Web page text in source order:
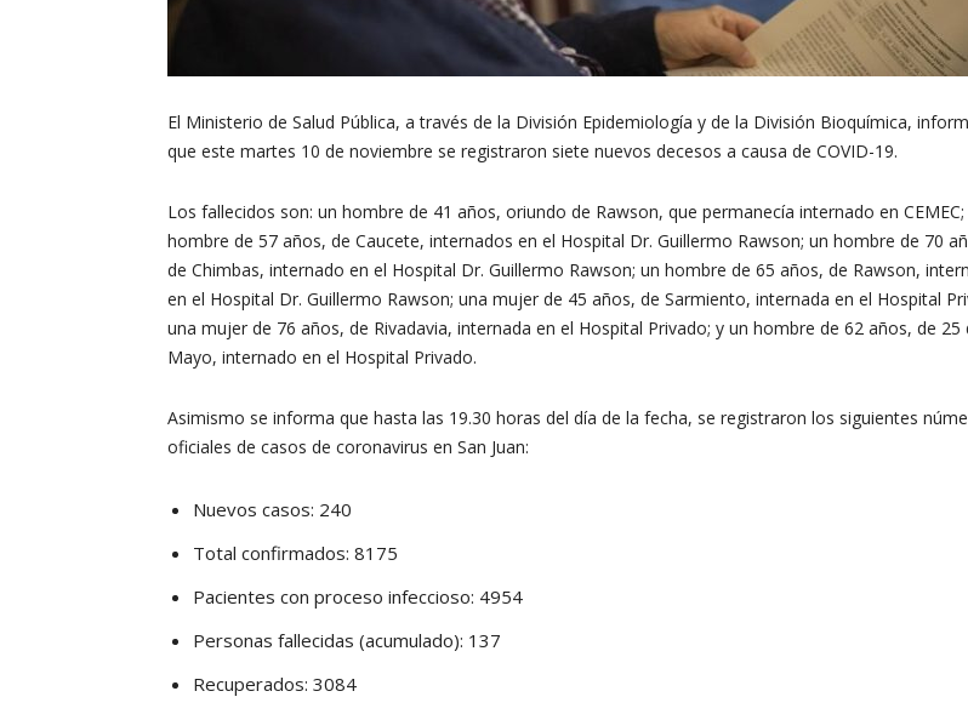
El Ministerio de Salud Pública, a través de la División Epidemiología y de la División Bioquímica,
que este martes 10 de noviembre se registraron siete nuevos decesos a causa de COVID-19.
Los fallecidos son: un hombre de 41 años, oriundo de Rawson, que permanecía internado en CEMEC;
hombre de 57 años, de Caucete, internados en el Hospital Dr. Guillermo Rawson; un hombre de 70
de Chimbas, internado en el Hospital Dr. Guillermo Rawson; un hombre de 65 años, de Rawson,
en el Hospital Dr. Guillermo Rawson; una mujer de 45 años, de Sarmiento, internada en el Hospital
una mujer de 76 años, de Rivadavia, internada en el Hospital Privado; y un hombre de 62 años, de 25
Mayo, internado en el Hospital Privado.
Asimismo se informa que hasta las 19.30 horas del día de la fecha, se registraron los siguientes
oficiales de casos de coronavirus en San Juan:
Nuevos casos: 240
Total confirmados: 8175
Pacientes con proceso infeccioso: 4954
Personas fallecidas (acumulado): 137
Recuperados: 3084